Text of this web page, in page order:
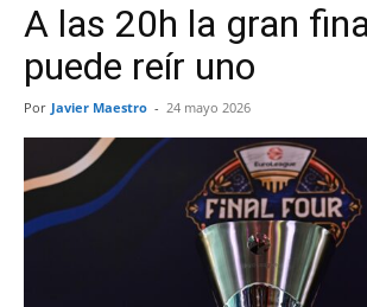
A las 20h la gran
puede reír uno
Por Javier Maestro - 24 mayo 2026